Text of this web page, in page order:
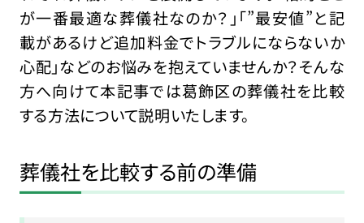
が一番最適な葬儀社なのか？」「”最安値”と記
載があるけど追加料金でトラブルにならないか
心配」などのお悩みを抱えていませんか？そんな
方へ向けて本記事では葛飾区の葬儀社を比較
する方法について説明いたします。
葬儀社を比較する前の準備